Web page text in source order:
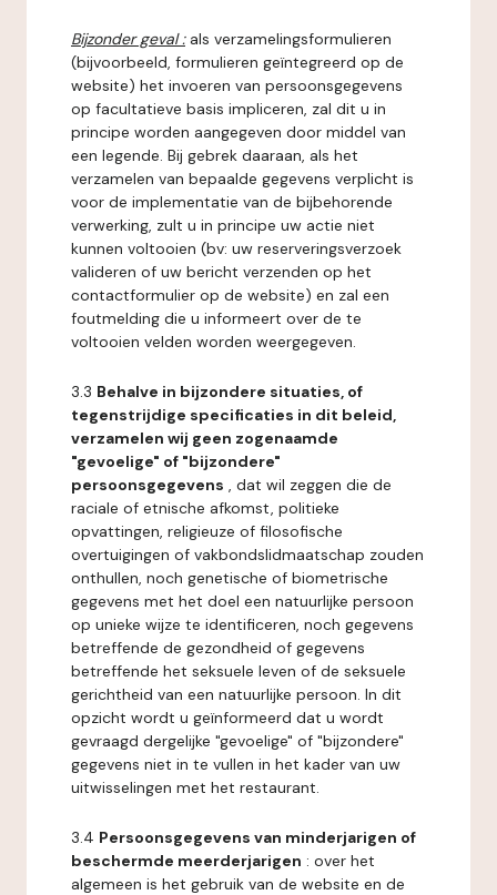
Bijzonder geval : als verzamelingsformulieren
(bijvoorbeeld, formulieren geïntegreerd op de
website) het invoeren van persoonsgegevens
op facultatieve basis impliceren, zal dit u in
principe worden aangegeven door middel van
een legende. Bij gebrek daaraan, als het
verzamelen van bepaalde gegevens verplicht is
voor de implementatie van de bijbehorende
verwerking, zult u in principe uw actie niet
kunnen voltooien (bv: uw reserveringsverzoek
valideren of uw bericht verzenden op het
contactformulier op de website) en zal een
foutmelding die u informeert over de te
voltooien velden worden weergegeven.
3.3 Behalve in bijzondere situaties, of
tegenstrijdige specificaties in dit beleid,
verzamelen wij geen zogenaamde
"gevoelige" of "bijzondere"
persoonsgegevens , dat wil zeggen die de
raciale of etnische afkomst, politieke
opvattingen, religieuze of filosofische
overtuigingen of vakbondslidmaatschap zouden
onthullen, noch genetische of biometrische
gegevens met het doel een natuurlijke persoon
op unieke wijze te identificeren, noch gegevens
betreffende de gezondheid of gegevens
betreffende het seksuele leven of de seksuele
gerichtheid van een natuurlijke persoon. In dit
opzicht wordt u geïnformeerd dat u wordt
gevraagd dergelijke "gevoelige" of "bijzondere"
gegevens niet in te vullen in het kader van uw
uitwisselingen met het restaurant.
3.4 Persoonsgegevens van minderjarigen of
beschermde meerderjarigen : over het
algemeen is het gebruik van de website en de